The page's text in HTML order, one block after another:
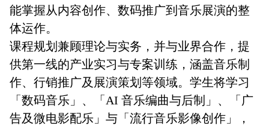
能掌握从内容创作、数码推广到音乐展演的整
体运作。
课程规划兼顾理论与实务，并与业界合作，提
供第一线的产业实习与专案训练，涵盖音乐制
作、行销推广及展演策划等领域。学生将学习
「数码音乐」、「AI 音乐编曲与后制」、「广
告及微电影配乐」与「流行音乐影像创作」，